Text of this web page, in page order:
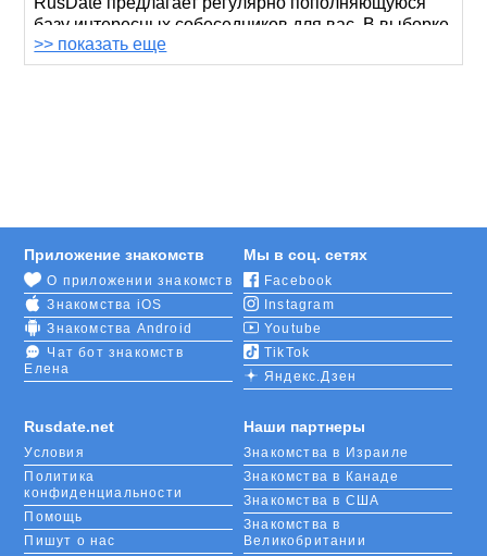
базу интересных собеседников для вас. В выборке
справа мы выделили краснодарцев и краснодарок,
кому за 50, но вы можете ввести и другие критерии.
Познакомившись с кем-то, вы можете сначала
просто переписываться, а затем встретиться и
вместе сходить на концерт в филармонию им. Г.
Пономаренко или в Литературный музей Кубани.
Устройте романтическую прогулку по парку
«Солнечный остров» либо почувствуйте себя
ряд.
>> показать еще
Rusdate.net
Условия
Политика
конфиденциальности
Помощь
Пишут о нас
Приложение знакомств
О приложении знакомств
Знакомства iOS
Знакомства Android
Чат бот знакомств
Елена
Мы в соц. сетях
Facebook
Instagram
Youtube
TikTok
Яндекс.Дзен
Наши партнеры
Знакомства в Израиле
Знакомства в Канаде
Знакомства в США
Знакомства в
Великобритании